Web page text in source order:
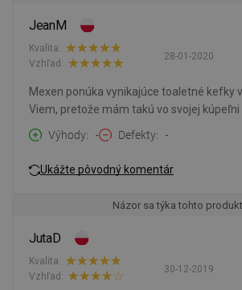
JeanM
28-01-2020
Kvalita:
Vzhľad:
Mexen ponúka vynikajúce toaletné kefky
Viem, pretože mám takú vo svojej kúpeľni
Výhody
- Defekty -
Ukážte pôvodný komentár
Názor sa týka tohto
JutaD
30-12-2019
Kvalita:
Vzhľad: